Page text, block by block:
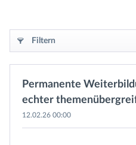
Filtern
Permanente
echter
12.02.26 00:00